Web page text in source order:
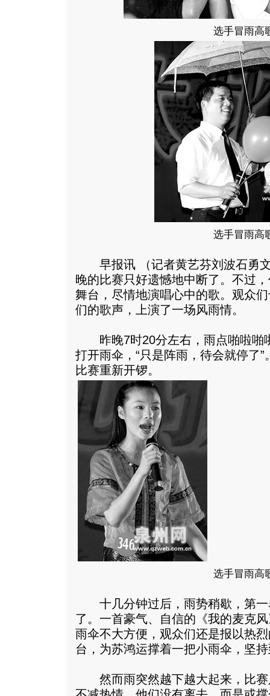
选手冒雨高
选手冒雨高
早报讯 （记者黄艺芬刘波石勇文
晚的比赛只好遗憾地中断了。不过
舞台，尽情地演唱心中的歌。观众
们的歌声，上演了一场风雨情。
昨晚7时20分左右，雨点啪啦啪
打开雨伞，“只是阵雨，待会就停了
比赛重新开锣。
选手冒雨高
十几分钟过后，雨势稍歇，第一
了。一首豪气、自信的《我的麦克
雨伞不大方便，观众们还是报以热
台，为苏鸿运撑着一把小雨伞，坚
然而雨突然越下越大起来，比赛